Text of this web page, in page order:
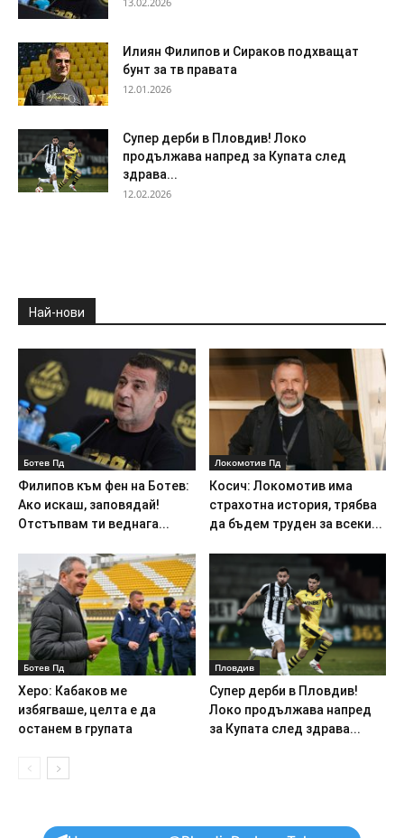
Илиян Филипов и Сираков подхващат
бунт за тв правата
12.01.2026
Супер дерби в Пловдив! Локо
продължава напред за Купата след
здрава...
12.02.2026
Най-нови
Ботев Пд
Филипов към фен на Ботев:
Ако искаш, заповядай!
Отстъпвам ти веднага...
Локомотив Пд
Косич: Локомотив има
страхотна история, трябва
да бъдем труден за всеки...
Ботев Пд
Херо: Кабаков ме
избягваше, целта е да
останем в групата
Пловдив
Супер дерби в Пловдив!
Локо продължава напред
за Купата след здрава...